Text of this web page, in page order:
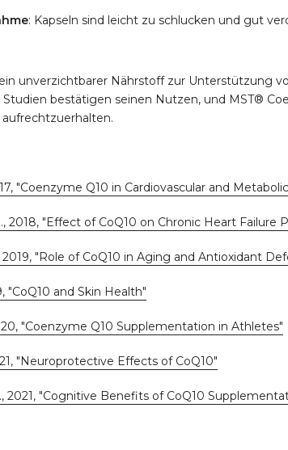
: Kapseln sind leicht zu schlucken und gut
unverzichtbarer Nährstoff zur Unterstützung
bestätigen seinen Nutzen, und MST®
"Coenzyme Q10 in Cardiovascular and
2018, "Effect of CoQ10 on Chronic Heart Failure
2019, "Role of CoQ10 in Aging and Antioxidant
"CoQ10 and Skin Health"
"Coenzyme Q10 Supplementation in Athletes"
"Neuroprotective Effects of CoQ10"
2021, "Cognitive Benefits of CoQ10